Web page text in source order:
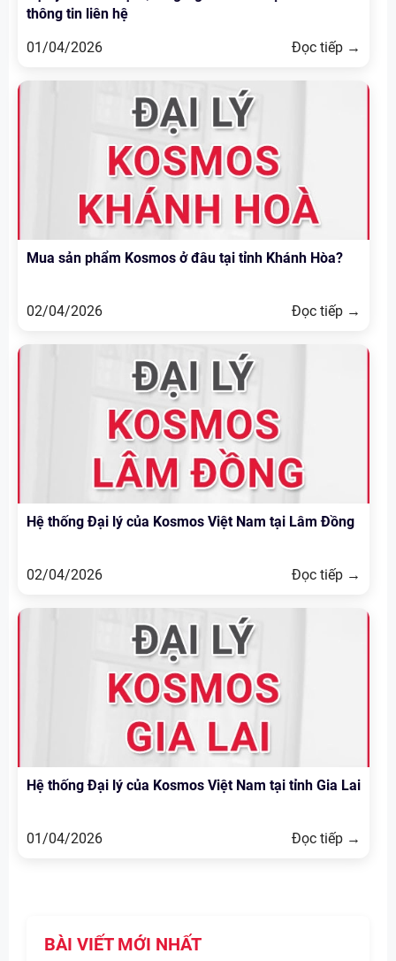
thông tin liên hệ
01/04/2026
Đọc tiếp →
Mua sản phẩm Kosmos ở đâu tại tỉnh Khánh Hòa?
02/04/2026 Đọc tiếp →
Hệ thống Đại lý của Kosmos Việt Nam tại Lâm Đồng
02/04/2026 Đọc tiếp →
Hệ thống Đại lý của Kosmos Việt Nam tại tỉnh Gia Lai
01/04/2026 Đọc tiếp →
BÀI VIẾT MỚI NHẤT